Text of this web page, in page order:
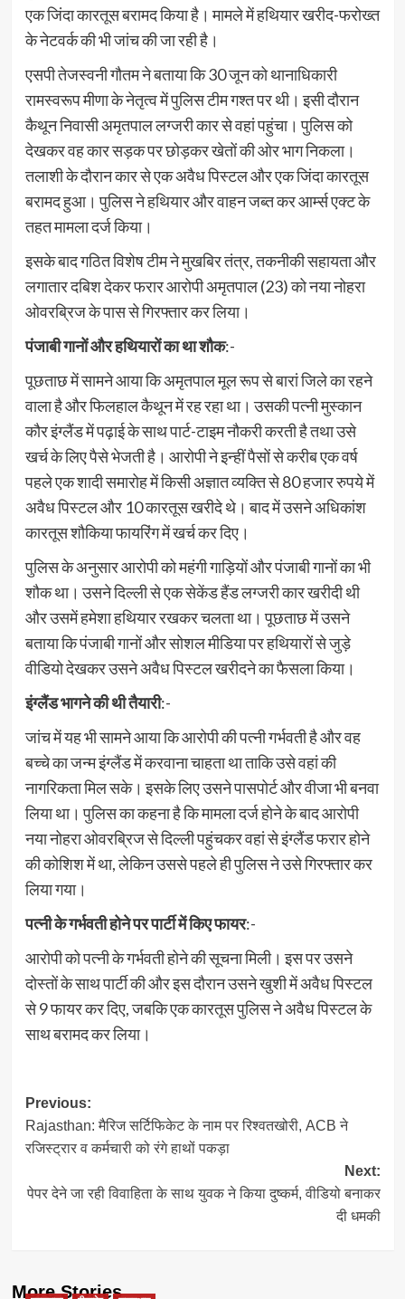
एक जिंदा कारतूस बरामद किया है। मामले में हथियार खरीद-फरोख्त
के नेटवर्क की भी जांच की जा रही है।
एसपी तेजस्वनी गौतम ने बताया कि 30 जून को थानाधिकारी
रामस्वरूप मीणा के नेतृत्व में पुलिस टीम गश्त पर थी। इसी दौरान
कैथून निवासी अमृतपाल लग्जरी कार से वहां पहुंचा। पुलिस को
देखकर वह कार सड़क पर छोड़कर खेतों की ओर भाग निकला।
तलाशी के दौरान कार से एक अवैध पिस्टल और एक जिंदा कारतूस
बरामद हुआ। पुलिस ने हथियार और वाहन जब्त कर आर्म्स एक्ट के
तहत मामला दर्ज किया।
इसके बाद गठित विशेष टीम ने मुखबिर तंत्र, तकनीकी सहायता और
लगातार दबिश देकर फरार आरोपी अमृतपाल (23) को नया नोहरा
ओवरब्रिज के पास से गिरफ्तार कर लिया।
पंजाबी गानों और हथियारों का था शौक:-
पूछताछ में सामने आया कि अमृतपाल मूल रूप से बारां जिले का रहने
वाला है और फिलहाल कैथून में रह रहा था। उसकी पत्नी मुस्कान
कौर इंग्लैंड में पढ़ाई के साथ पार्ट-टाइम नौकरी करती है तथा उसे
खर्च के लिए पैसे भेजती है। आरोपी ने इन्हीं पैसों से करीब एक वर्ष
पहले एक शादी समारोह में किसी अज्ञात व्यक्ति से 80 हजार रुपये में
अवैध पिस्टल और 10 कारतूस खरीदे थे। बाद में उसने अधिकांश
कारतूस शौकिया फायरिंग में खर्च कर दिए।
पुलिस के अनुसार आरोपी को महंगी गाड़ियों और पंजाबी गानों का भी
शौक था। उसने दिल्ली से एक सेकेंड हैंड लग्जरी कार खरीदी थी
और उसमें हमेशा हथियार रखकर चलता था। पूछताछ में उसने
बताया कि पंजाबी गानों और सोशल मीडिया पर हथियारों से जुड़े
वीडियो देखकर उसने अवैध पिस्टल खरीदने का फैसला किया।
इंग्लैंड भागने की थी तैयारी:-
जांच में यह भी सामने आया कि आरोपी की पत्नी गर्भवती है और वह
बच्चे का जन्म इंग्लैंड में करवाना चाहता था ताकि उसे वहां की
नागरिकता मिल सके। इसके लिए उसने पासपोर्ट और वीजा भी बनवा
लिया था। पुलिस का कहना है कि मामला दर्ज होने के बाद आरोपी
नया नोहरा ओवरब्रिज से दिल्ली पहुंचकर वहां से इंग्लैंड फरार होने
की कोशिश में था, लेकिन उससे पहले ही पुलिस ने उसे गिरफ्तार कर
लिया गया।
पत्नी के गर्भवती होने पर पार्टी में किए फायर:-
आरोपी को पत्नी के गर्भवती होने की सूचना मिली। इस पर उसने
दोस्तों के साथ पार्टी की और इस दौरान उसने खुशी में अवैध पिस्टल
से 9 फायर कर दिए, जबकि एक कारतूस पुलिस ने अवैध पिस्टल के
साथ बरामद कर लिया।
Post
navigation
Previous:
Rajasthan: मैरिज सर्टिफिकेट के नाम पर रिश्वतखोरी, ACB ने
रजिस्ट्रार व कर्मचारी को रंगे हाथों पकड़ा
Next:
पेपर देने जा रही विवाहिता के साथ युवक ने किया दुष्कर्म, वीडियो बनाकर
दी धमकी
More Stories